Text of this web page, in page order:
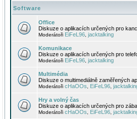
Software
Office
Diskuze o aplikacích určených pro
Moderátoři EiFeL96 jacktalking
Komunikace
Diskuze o aplikacích určených pro
Moderátoři EiFeL96 jacktalking
Multimédia
Diskuze o multimediálně zaměřených
Moderátoři cHaOOs EiFeL96
Hry a volný čas
Diskuze o aplikacích určených pro
Moderátoři cHaOOs EiFeL96